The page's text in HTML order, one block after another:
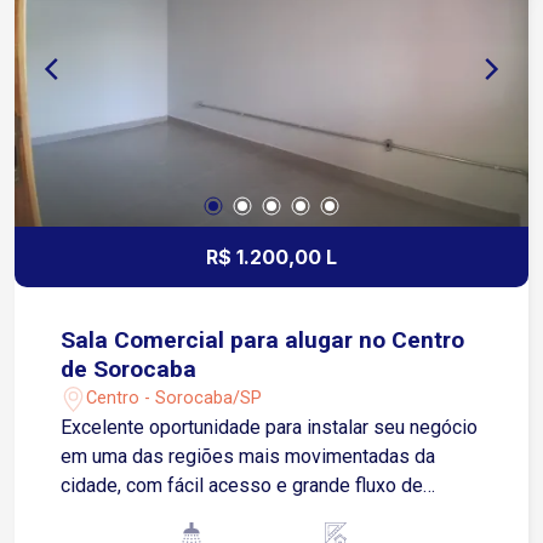
R$ 1.200,00 L
Sala Comercial para alugar no Centro
de Sorocaba
Centro - Sorocaba/SP
Excelente oportunidade para instalar seu negócio
em uma das regiões mais movimentadas da
cidade, com fácil acesso e grande fluxo de